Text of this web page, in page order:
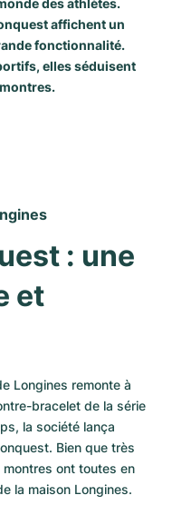
affichent un
fonctionnalité.
elles séduisent
: une
et
Longines remonte à
bracelet de la série
la société lança
Bien que très
ont toutes en
la maison Longines.